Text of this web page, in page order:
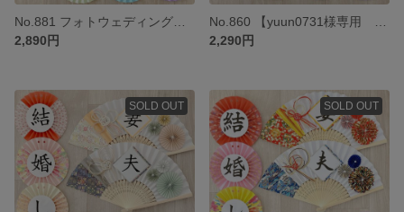
2,890円
2,290円
SOLD OUT SOLD OUT